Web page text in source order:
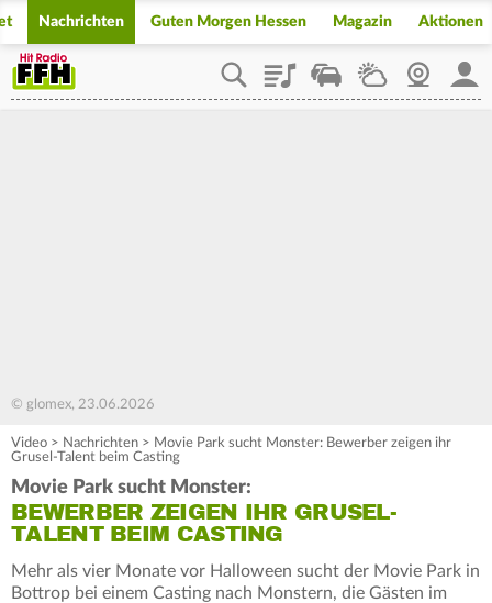
Nachrichten Guten Morgen Hessen Magazin Aktionen
PlaylistStaupilotWetterWebcam
© glomex, 23.06.2026
Video > Nachrichten > Movie Park sucht Monster: Bewerber zeigen ihr
Grusel-Talent beim Casting
Movie Park sucht Monster:
BEWERBER ZEIGEN IHR GRUSEL-
TALENT BEIM CASTING
Mehr als vier Monate vor Halloween sucht der Movie Park in
Bottrop bei einem Casting nach Monstern, die Gästen im